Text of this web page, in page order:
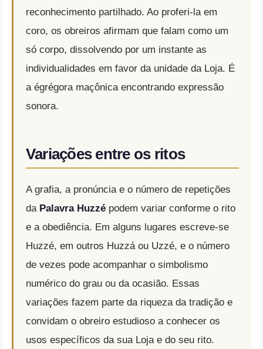
reconhecimento partilhado. Ao proferi-la em
coro, os obreiros afirmam que falam como um
só corpo, dissolvendo por um instante as
individualidades em favor da unidade da Loja. É
a égrégora maçônica encontrando expressão
sonora.
Variações entre os ritos
A grafia, a pronúncia e o número de repetições
da Palavra Huzzépodem variar conforme o rito
e a obediência. Em alguns lugares escreve-se
Huzzé, em outros Huzzá ou Uzzé, e o número
de vezes pode acompanhar o simbolismo
numérico do grau ou da ocasião. Essas
variações fazem parte da riqueza da tradição e
convidam o obreiro estudioso a conhecer os
usos específicos da sua Loja e do seu rito.